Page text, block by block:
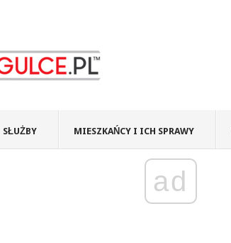
SŁUŻBY MIESZKAŃCY I ICH SPRAWY
ad